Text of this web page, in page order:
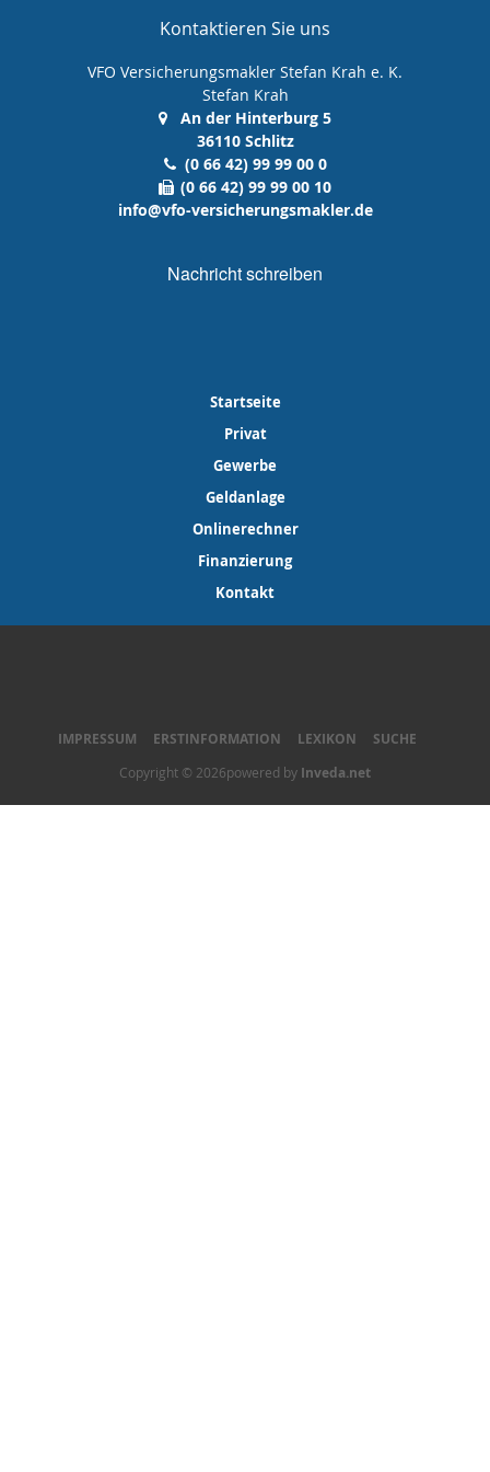
Kontaktieren Sie uns
VFO Versicherungsmakler Stefan Krah e. K.
Stefan Krah
An der Hinterburg 5
36110 Schlitz
(0 66 42) 99 99 00 0
(0 66 42) 99 99 00 10
info@vfo-versicherungsmakler.de
Nachricht schreiben
Startseite
Privat
Gewerbe
Geldanlage
Onlinerechner
Finanzierung
Kontakt
IMPRESSUM ERSTINFORMATION LEXIKON SUCHE
Copyright © 2026powered by Inveda.net